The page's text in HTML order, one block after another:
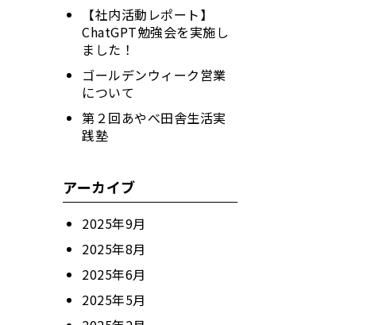
【社内活動レポート】
ChatGPT勉強会を実施し
ました！
ゴールデンウィーク営業
について
第２回あやべ田舎生活実
践塾
アーカイブ
2025年9月
2025年8月
2025年6月
2025年5月